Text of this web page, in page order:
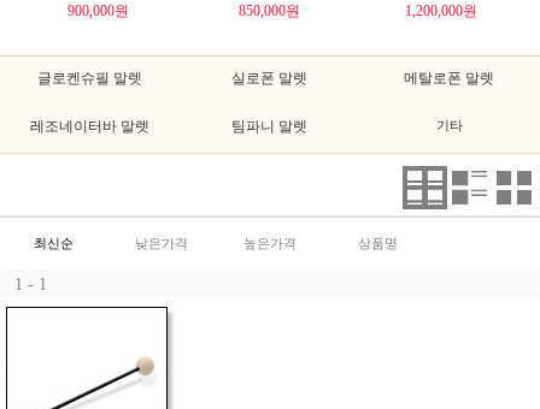
900,000원
850,000원
1,200,000원
글로켄슈필 말렛 실로폰 말렛 메탈로폰 말렛
레조네이터바 말렛 팀파니 말렛 기타
최신순 낮은가격 높은가격 상품명
1 - 1